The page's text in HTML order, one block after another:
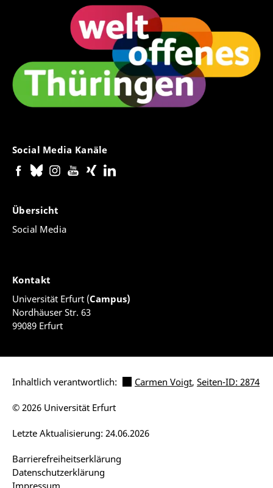
Social Media Kanäle
Übersicht
Social Media
Kontakt
Universität Erfurt (Campus)
Nordhäuser Str. 63
99089 Erfurt
Inhaltlich verantwortlich: Carmen Voigt, Seiten-ID: 2874
Barrierefreiheitserklärung
Datenschutzerklärung
Letzte Aktualisierung: 24.06.2026
© 2026 Universität Erfurt